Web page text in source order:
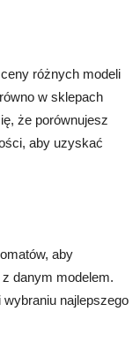
różnych modeli
w sklepach
że porównujesz
aby uzyskać
aby
danym modelem.
najlepszego